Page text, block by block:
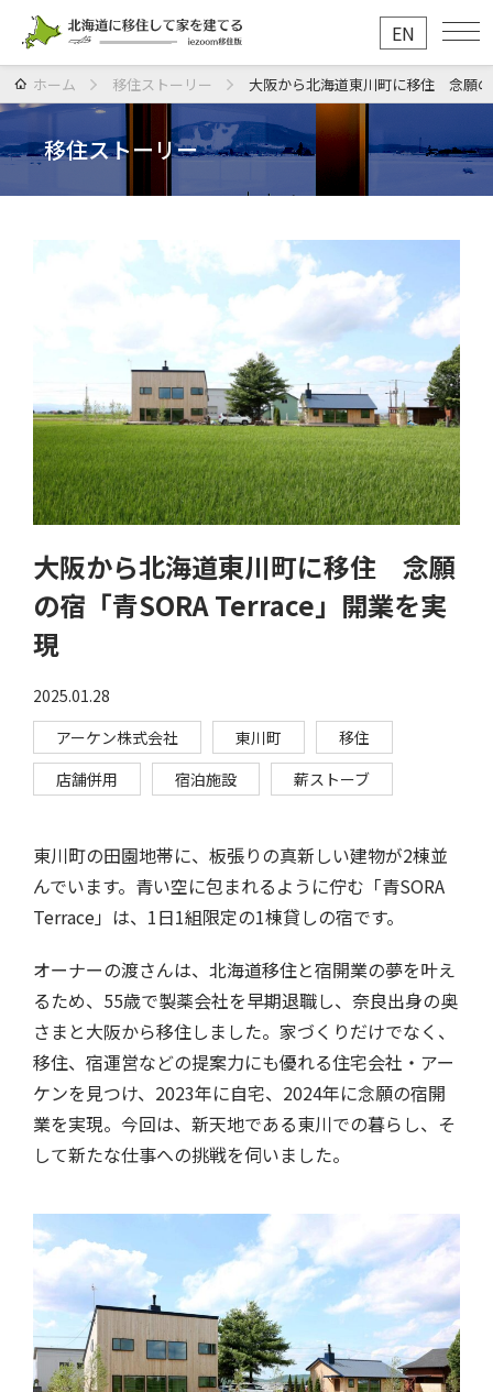
EN
ホーム 移住ストーリー 大阪から北海道東川町に移住 念願
移住ストーリー
大阪から北海道東川町に移住 念願
の宿「青SORA Terrace」開業を実
現
2025.01.28
アーケン株式会社
東川町
移住
店舗併用
宿泊施設 薪ストーブ
東川町の田園地帯に、板張りの真新しい建物が2棟並
んでいます。青い空に包まれるように佇む「青SORA
Terrace」は、1日1組限定の1棟貸しの宿です。
オーナーの渡さんは、北海道移住と宿開業の夢を叶え
るため、55歳で製薬会社を早期退職し、奈良出身の奥
さまと大阪から移住しました。家づくりだけでなく、
移住、宿運営などの提案力にも優れる住宅会社・アー
ケンを見つけ、2023年に自宅、2024年に念願の宿開
業を実現。今回は、新天地である東川での暮らし、そ
して新たな仕事への挑戦を伺いました。